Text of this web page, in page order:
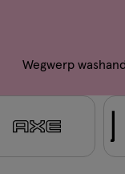
Wegwerp